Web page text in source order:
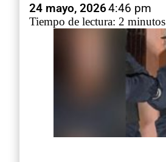
24 mayo, 20264:46 pm
Tiempo de lectura: 2 minutos